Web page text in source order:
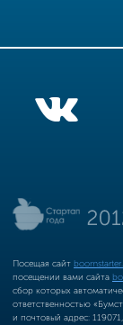
Посещая сайт
посещении вами сайта
сбор которых
ответственностью
и почтовый адрес: